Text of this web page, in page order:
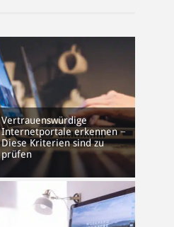
Vertrauenswürdige
Internetportale erkennen −
Diese Kriterien sind zu
prüfen